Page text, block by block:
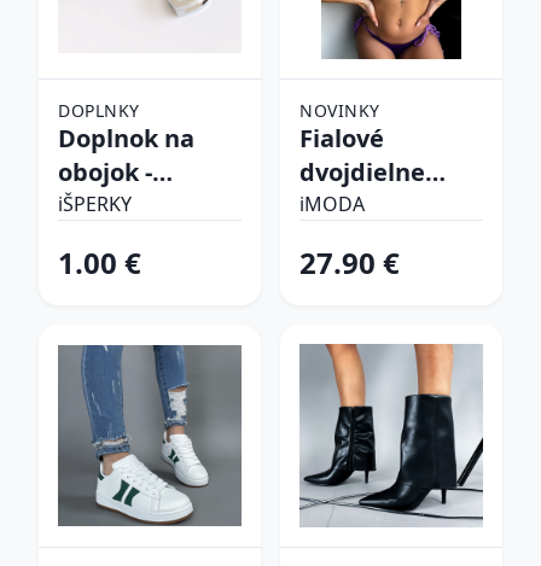
DOPLNKY
Doplnok na
obojok -
Srdiečko
iŠPERKY
1.00 €
NOVINKY
Fialové
dvojdielne
plavky
iMODA
27.90 €